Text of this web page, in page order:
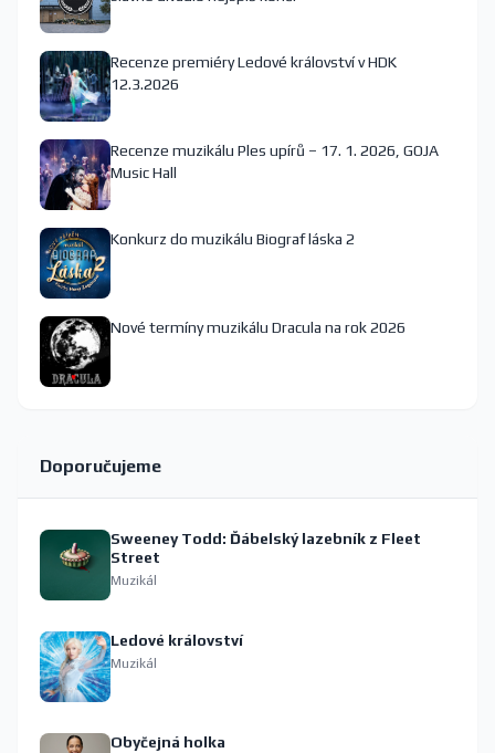
Recenze premiéry Ledové království v HDK
12.3.2026
Recenze muzikálu Ples upírů – 17. 1. 2026, GOJA
Music Hall
Konkurz do muzikálu Biograf láska 2
Nové termíny muzikálu Dracula na rok 2026
Doporučujeme
Sweeney Todd: Ďábelský lazebník z Fleet
Street
Muzikál
Ledové království
Muzikál
Obyčejná holka